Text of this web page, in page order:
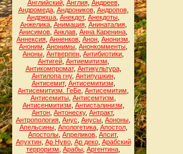
Английский, Англия, Андреев,
Андромеда, Андроников, Андропов,
Андрюша Анекдот, Анекдоты
Анжелика, Анимация, Анинаталия,
Анисимов Анклав Анна Каренина
Аннексия Анненков Анон Анонизм
Аноним Анонимы Анонкомменты
Аноны Антверпен Антибиотики
Антигей, Антиемитизм
Антикомпромат, Антикультура,
Антилопа гну, Антипушкин,
Антисемит, Антисемитизм
Антисемитизм. ГеБе Антисемитим
Антисемиты Антисемтизм
Антисенмитизм Антисталинизм
Антон Антонеску, Антракт,
Антропология Анус Анусы Аононы
Апельсины, Апологетика, Апостол,
Апостолы Апреликов Апсит,
Апухтин, Ар Нуво, Ар деко, Арабский
терроризм Арабы Аргентина